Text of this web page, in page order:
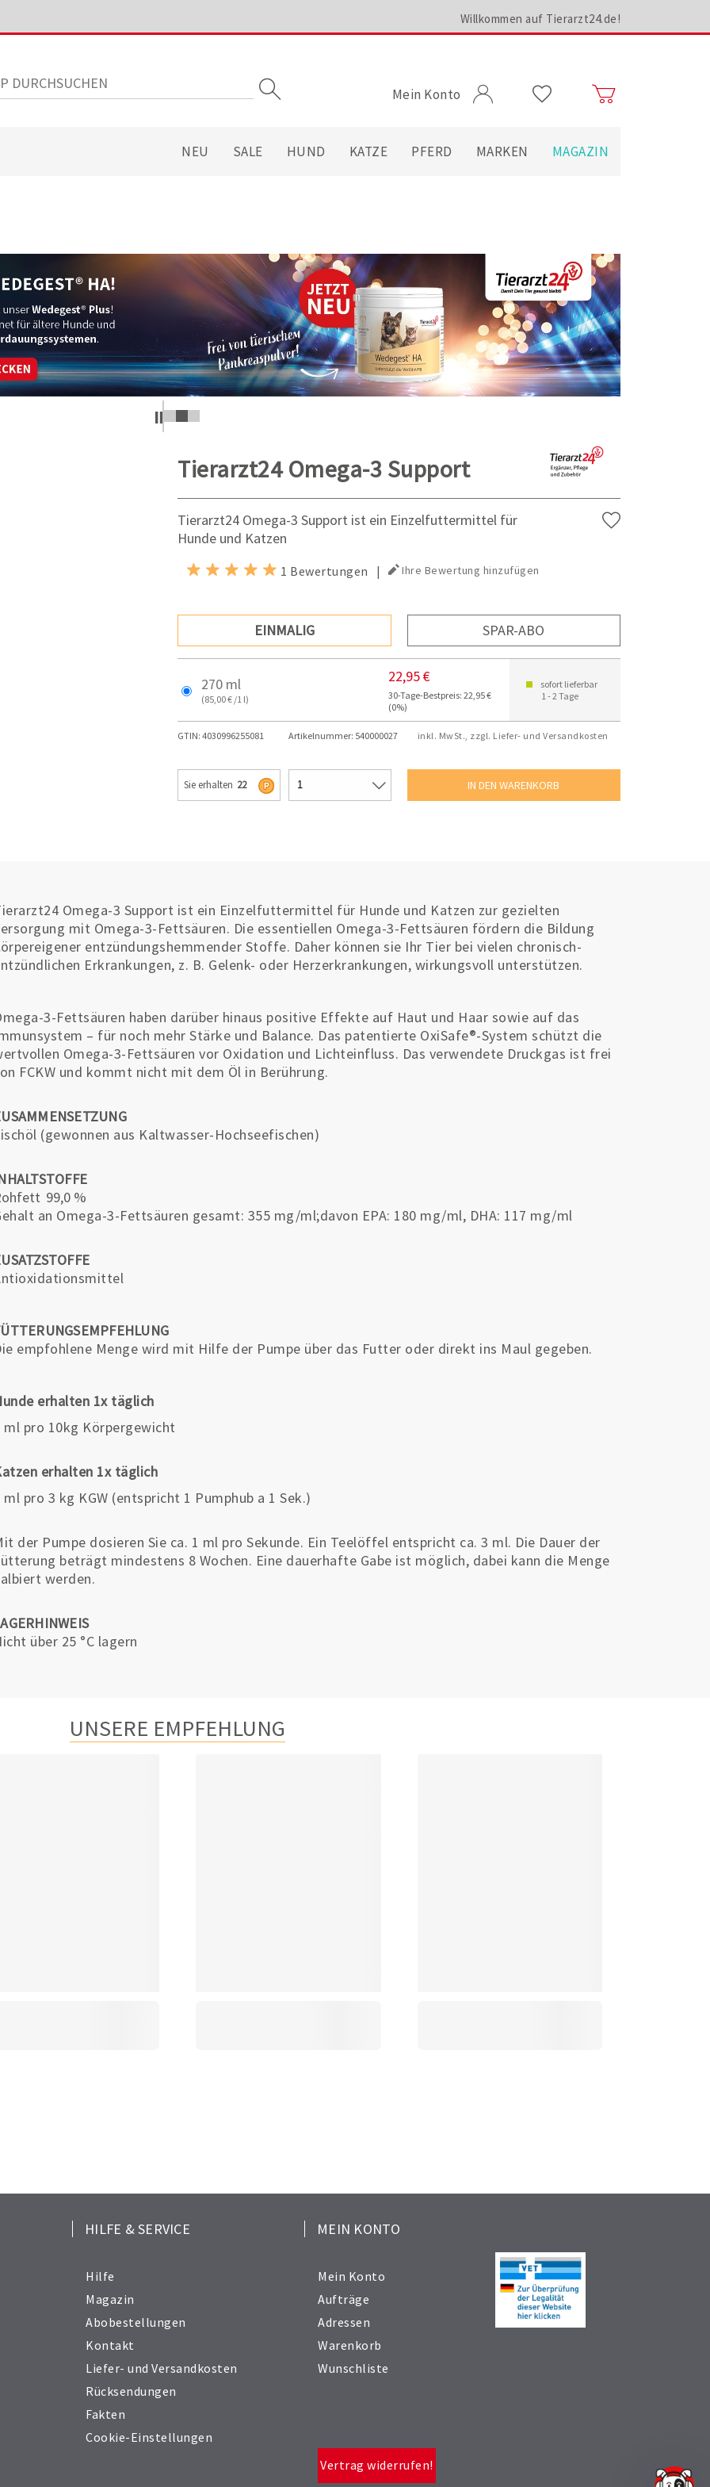
Willkommen auf Tierarzt24.de!
Mein Konto
NEU SALE HUND KATZE PFERD MARKEN MAGAZIN
Tierarzt24 Omega-3 Support
Tierarzt24 Omega-3 Support ist ein Einzelfuttermittel für
Hunde und Katzen
1 Bewertungen | Ihre Bewertung hinzufügen
EINMALIG SPAR-ABO
270 ml
(85,00 € /1 l)
22,95 €
30-Tage-Bestpreis: 22,95 €
(0%)
sofort lieferbar
1 - 2 Tage
GTIN: 4030996255081 Artikelnummer: 540000027 inkl. MwSt., zzgl. Liefer- und Versandkosten
Sie erhalten 22
Omega-3 Support ist ein Einzelfuttermittel für Hunde und Katzen zur gezielten
mit Omega-3-Fettsäuren. Die essentiellen Omega-3-Fettsäuren fördern die Bildung
entzündungshemmender Stoffe. Daher können sie Ihr Tier bei vielen chronisch-
Erkrankungen, z. B. Gelenk- oder Herzerkrankungen, wirkungsvoll unterstützen.
3-Fettsäuren haben darüber hinaus positive Effekte auf Haut und Haar sowie auf das
– für noch mehr Stärke und Balance. Das patentierte OxiSafe®-System schützt die
Omega-3-Fettsäuren vor Oxidation und Lichteinfluss. Das verwendete Druckgas ist frei
FCKW und kommt nicht mit dem Öl in Berührung.
(gewonnen aus Kaltwasser-Hochseefischen)
99,0 %
an Omega-3-Fettsäuren gesamt: 355 mg/ml;davon EPA: 180 mg/ml, DHA: 117 mg/ml
empfohlene Menge wird mit Hilfe der Pumpe über das Futter oder direkt ins Maul gegeben.
erhalten 1x täglich
ml pro 10kg Körpergewicht
erhalten 1x täglich
ml pro 3 kg KGW (entspricht 1 Pumphub a 1 Sek.)
der Pumpe dosieren Sie ca. 1 ml pro Sekunde. Ein Teelöffel entspricht ca. 3 ml. Die Dauer der
beträgt mindestens 8 Wochen. Eine dauerhafte Gabe ist möglich, dabei kann die Menge
werden.
über 25 °C lagern
UNSERE EMPFEHLUNG
HILFE & SERVICE
Hilfe
Magazin
Abobestellungen
Kontakt
Liefer- und Versandkosten
Rücksendungen
Fakten
Cookie-Einstellungen
MEIN KONTO
Mein Konto
Aufträge
Adressen
Warenkorb
Wunschliste
Vertrag widerrufen!